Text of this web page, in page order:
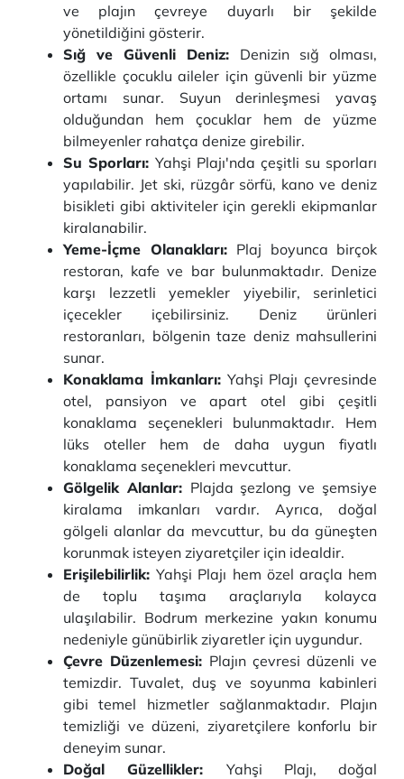
ve plajın çevreye duyarlı bir şekilde
yönetildiğini gösterir.
Sığ ve Güvenli Deniz: Denizin sığ olması,
özellikle çocuklu aileler için güvenli bir yüzme
ortamı sunar. Suyun derinleşmesi yavaş
olduğundan hem çocuklar hem de yüzme
bilmeyenler rahatça denize girebilir.
Su Sporları: Yahşi Plajı'nda çeşitli su sporları
yapılabilir. Jet ski, rüzgâr sörfü, kano ve deniz
bisikleti gibi aktiviteler için gerekli ekipmanlar
kiralanabilir.
Yeme-İçme Olanakları: Plaj boyunca birçok
restoran, kafe ve bar bulunmaktadır. Denize
karşı lezzetli yemekler yiyebilir, serinletici
içecekler içebilirsiniz. Deniz ürünleri
restoranları, bölgenin taze deniz mahsullerini
sunar.
Konaklama İmkanları:Yahşi Plajı çevresinde
otel, pansiyon ve apart otel gibi çeşitli
konaklama seçenekleri bulunmaktadır. Hem
lüks oteller hem de daha uygun fiyatlı
konaklama seçenekleri mevcuttur.
Gölgelik Alanlar: Plajda şezlong ve şemsiye
kiralama imkanları vardır. Ayrıca, doğal
gölgeli alanlar da mevcuttur, bu da güneşten
korunmak isteyen ziyaretçiler için idealdir.
Erişilebilirlik:Yahşi Plajı hem özel araçla hem
de toplu taşıma araçlarıyla kolayca
ulaşılabilir. Bodrum merkezine yakın konumu
nedeniyle günübirlik ziyaretler için uygundur.
Çevre Düzenlemesi: Plajın çevresi düzenli ve
temizdir. Tuvalet, duş ve soyunma kabinleri
gibi temel hizmetler sağlanmaktadır. Plajın
temizliği ve düzeni, ziyaretçilere konforlu bir
deneyim sunar.
Doğal Güzellikler: Yahşi Plajı, doğal